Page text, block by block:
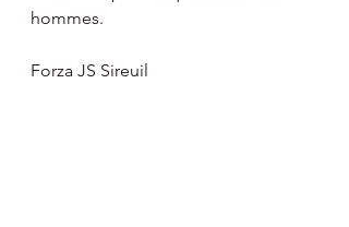
hommes.
Forza JS Sireuil